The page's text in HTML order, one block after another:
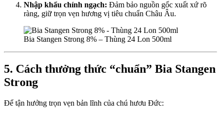
Nhập khẩu chính ngạch: Đảm bảo nguồn gốc xuất xứ rõ
ràng, giữ trọn vẹn hương vị tiêu chuẩn Châu Âu.
Bia Stangen Strong 8% – Thùng 24 Lon 500ml
5. Cách thưởng thức “chuẩn” Bia Stangen
Strong
Để tận hưởng trọn vẹn bản lĩnh của chú hươu Đức: